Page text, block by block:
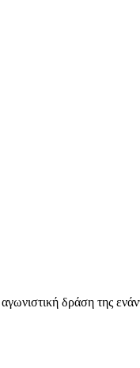
δράση της